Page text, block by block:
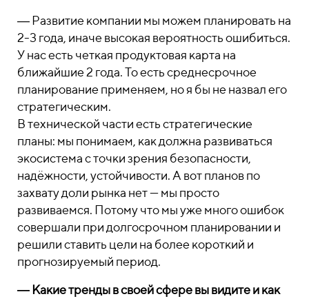
― Развитие компании мы можем планировать на
2-3 года, иначе высокая вероятность ошибиться.
У нас есть четкая продуктовая карта на
ближайшие 2 года. То есть среднесрочное
планирование применяем, но я бы не назвал его
стратегическим.
В технической части есть стратегические
планы: мы понимаем, как должна развиваться
экосистема с точки зрения безопасности,
надёжности, устойчивости. А вот планов по
захвату доли рынка нет — мы просто
развиваемся. Потому что мы уже много ошибок
совершали при долгосрочном планировании и
решили ставить цели на более короткий и
прогнозируемый период.
― Какие тренды в своей сфере вы видите и как